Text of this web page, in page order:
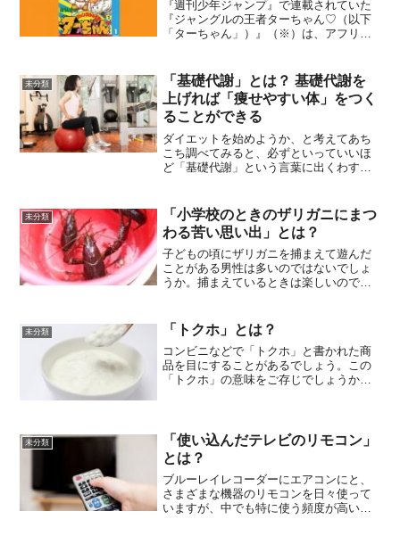
『週刊少年ジャンプ』で連載されていた
『ジャングルの王者ターちゃん♡（以下
「ターちゃん」）』（※）は、アフリカ
ャグ漫画。下ネタギャグ満載の作品でし
たが、そんな中にちょっとし...
未分類
「基礎代謝」とは？ 基礎代謝を
上げれば「痩せやすい体」をつく
ることができる
ダイエットを始めようか、と考えてあち
こち調べてみると、必ずといっていいほ
ど「基礎代謝」という言葉に出くわすは
ではなく、普通に生活しているときも意
識すべきことなのです。今...
未分類
「小学校のときのザリガニにまつ
わる苦い思い出」とは？
子どもの頃にザリガニを捕まえて遊んだ
ことがある男性は多いのではないでしょ
うか。捕まえているときは楽しいのです
ザリガニにまつわる苦い思い出」につい
て聞きました。ザリガニ...
未分類 「トクホ」とは？
コンビニなどで「トクホ」と書かれた商
品を目にすることがあるでしょう。この
「トクホ」の意味をご存じでしょうか？
と呼ばれるものには法律上の...
未分類
「使い込んだテレビのリモコン」
とは？
ブルーレイレコーダーにエアコンにと、
さまざまな機器のリモコンを日々使って
いますが、中でも特に使う頻度が高いの